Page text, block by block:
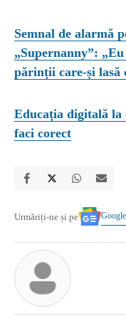
Semnal de alarmă
„Supernanny”:
părinții care-și lasă
Educația digitală la
faci corect
Urmăriți-ne și pe